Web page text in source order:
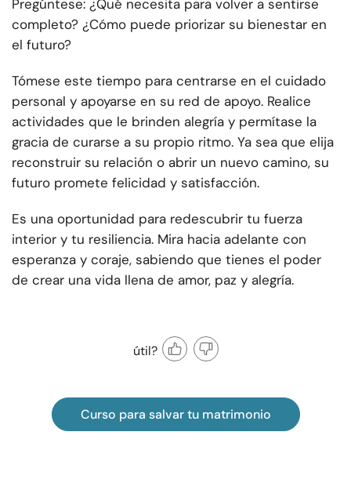
Pregúntese: ¿Qué necesita para volver a sentirse
completo? ¿Cómo puede priorizar su bienestar en
el futuro?
Tómese este tiempo para centrarse en el cuidado
personal y apoyarse en su red de apoyo. Realice
actividades que le brinden alegría y permítase la
gracia de curarse a su propio ritmo. Ya sea que elija
reconstruir su relación o abrir un nuevo camino, su
futuro promete felicidad y satisfacción.
Es una oportunidad para redescubrir tu fuerza
interior y tu resiliencia. Mira hacia adelante con
esperanza y coraje, sabiendo que tienes el poder
de crear una vida llena de amor, paz y alegría.
útil?
Curso para salvar tu matrimonio